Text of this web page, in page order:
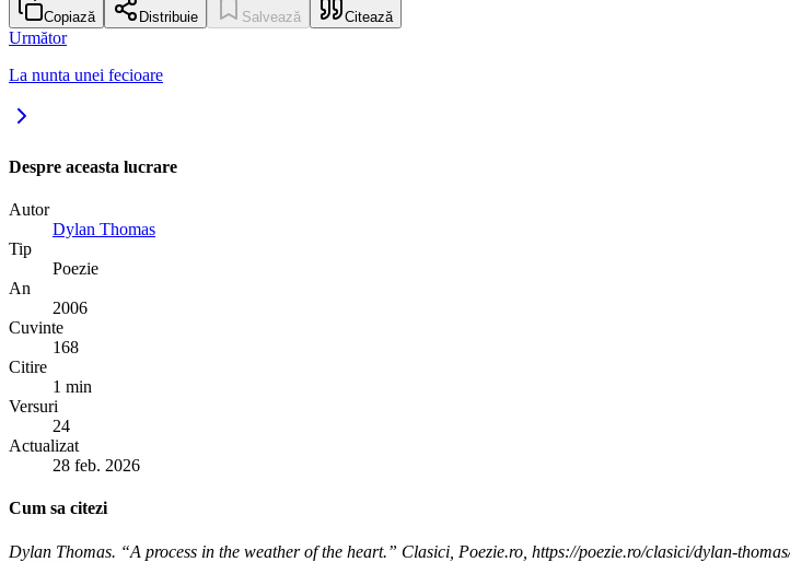
Copiază Distribuie Salvează Citează
Următor
La nunta unei fecioare
Despre aceasta lucrare
Autor
Dylan Thomas
Tip
Poezie
An
2006
Cuvinte
168
Citire
1 min
Versuri
24
Actualizat
28 feb. 2026
Cum sa citezi
Dylan Thomas. “A process in the weather of the heart.” Clasici, Poezie.ro, https://poezie.ro/clasici/dylan-